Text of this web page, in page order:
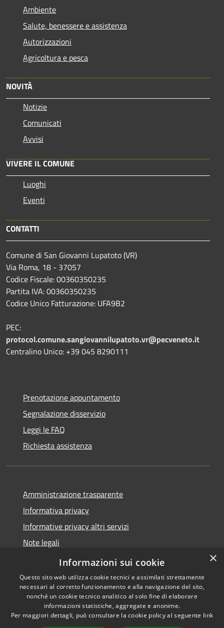
Ambiente
Salute, benessere e assistenza
Autorizzazioni
Agricoltura e pesca
NOVITÀ
Notizie
Comunicati
Avvisi
VIVERE IL COMUNE
Luoghi
Eventi
CONTATTI
Comune di San Giovanni Lupatoto (VR)
Via Roma, 18 - 37057
Codice Fiscale: 00360350235
Partita IVA: 00360350235
Codice Unico Fatturazione: UFA9B2
PEC:
protocol.comune.sangiovannilupatoto.vr@pecveneto.it
Centralino Unico: +39 045 8290111
Prenotazione appuntamento
Segnalazione disservizio
Leggi le FAQ
Richiesta assistenza
Amministrazione trasparente
Informativa privacy
Informative privacy altri servizi
Note legali
Dichiarazione di accessibilità
Accessibilità
Copyright © 2026 • Comune di
San Giovanni Lupatoto •
×
Informazioni sui cookie
Questo sito web utilizza cookie tecnici e assimilati strettamente
necessari al corretto funzionamento e alla navigazione del sito,
nonché un cookie tecnico analitico al solo fine di elaborare
informazioni statistiche, aggregate e anonime.
Per maggiori dettagli, può consultare la cookie policy al seguente link